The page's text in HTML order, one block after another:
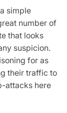
simple
number of
that looks
suspicion.
for as
their traffic to
attacks here